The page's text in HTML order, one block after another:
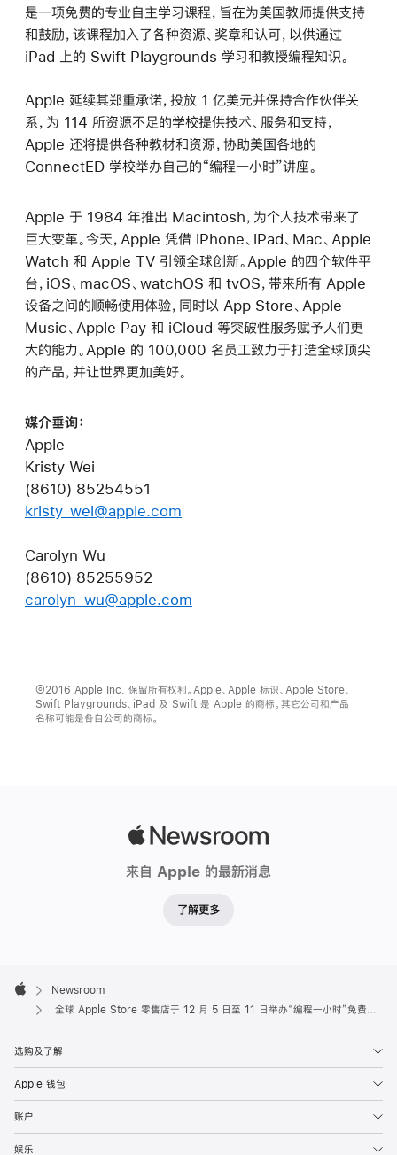
是一项免费的专业自主学习课程，旨在为美国教师提供支持
和鼓励，该课程加入了各种资源、奖章和认可，以供通过
iPad 上的 Swift Playgrounds 学习和教授编程知识。
Apple 延续其郑重承诺，投放 1 亿美元并保持合作伙伴关
系，为 114 所资源不足的学校提供技术、服务和支持，
Apple 还将提供各种教材和资源，协助美国各地的
ConnectED 学校举办自己的“编程一小时”讲座。
Apple 于 1984 年推出 Macintosh，为个人技术带来了
巨大变革。今天，Apple 凭借 iPhone、iPad、Mac、Apple
Watch 和 Apple TV 引领全球创新。Apple 的四个软件平
台，iOS、macOS、watchOS 和 tvOS，带来所有 Apple
设备之间的顺畅使用体验，同时以 App Store、Apple
Music、Apple Pay 和 iCloud 等突破性服务赋予人们更
大的能力。Apple 的 100,000 名员工致力于打造全球顶尖
的产品，并让世界更加美好。
媒介垂询：
Apple
Kristy Wei
(8610) 85254551
kristy_wei@apple.com
Carolyn Wu
(8610) 85255952
carolyn_wu@apple.com
©2016 Apple Inc. 保留所有权利。Apple、Apple 标识、Apple Store、
Swift Playgrounds、iPad 及 Swift 是 Apple 的商标。其它公司和产品
名称可能是各自公司的商标。
来自 Apple 的最新消息
了解更多
Footer

Apple
Newsroom
全球 Apple Store 零售店于 12 月 5 日至 11 日举办“编程一小时”免费讲座
选购及了解
Apple 钱包
账户
娱乐